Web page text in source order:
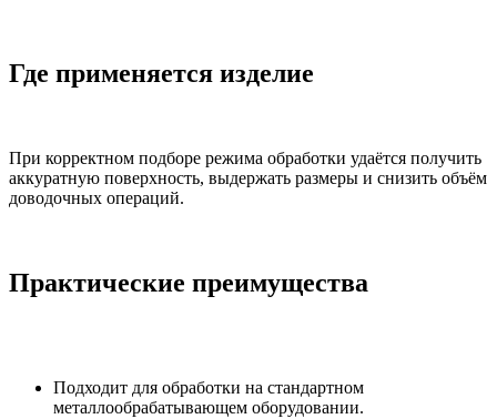
Где применяется изделие
При корректном подборе режима обработки удаётся получить
аккуратную поверхность, выдержать размеры и снизить объём
доводочных операций.
Практические преимущества
Подходит для обработки на стандартном
металлообрабатывающем оборудовании.